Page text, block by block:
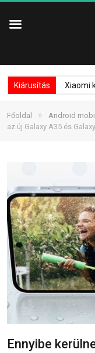
Kiárusítás Xiaomi
Főoldal » Android
az új Galaxy A35 és
Ennyibe